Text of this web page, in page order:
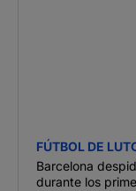
FÚTBOL DE
Barcelona
durante los